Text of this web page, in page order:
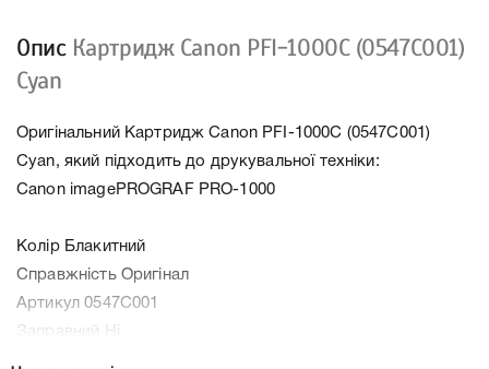
Опис Картридж Canon PFI-1000C (0547C001)
Cyan
Оригінальний Картридж Canon PFI-1000C (0547C001)
Cyan, який підходить до друкувальної техніки:
Canon imagePROGRAF PRO-1000
Колір Блакитний
Справжність Оригінал
Артикул 0547C001
Заправний Ні